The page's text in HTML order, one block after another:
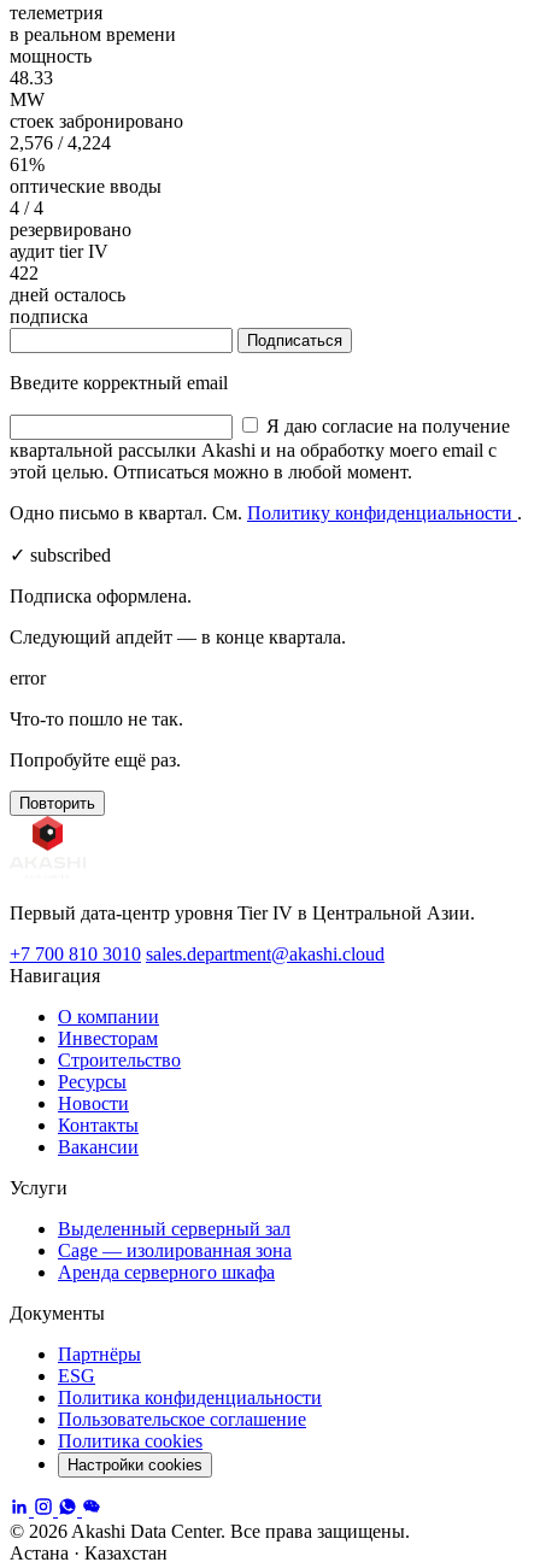
телеметрия
в реальном времени
мощность
48.33
MW
стоек забронировано
2,576 / 4,224
61%
оптические вводы
4 / 4
резервировано
аудит tier IV
422
дней осталось
подписка
Подписаться
Введите корректный email
Я даю согласие на получение
квартальной рассылки Akashi и на обработку моего email с
этой целью. Отписаться можно в любой момент.
Одно письмо в квартал. См. Политику конфиденциальности .
✓ subscribed
Подписка оформлена.
Следующий апдейт — в конце квартала.
error
Что-то пошло не так.
Попробуйте ещё раз.
Повторить
Первый дата-центр уровня Tier IV в Центральной Азии.
+7 700 810 3010 sales.department@akashi.cloud
Навигация
О компании
Инвесторам
Строительство
Ресурсы
Новости
Контакты
Вакансии
Услуги
Выделенный серверный зал
Cage — изолированная зона
Аренда серверного шкафа
Документы
Партнёры
ESG
Политика конфиденциальности
Пользовательское соглашение
Политика cookies
Настройки cookies
© 2026 Akashi Data Center. Все права защищены.
Астана · Казахстан